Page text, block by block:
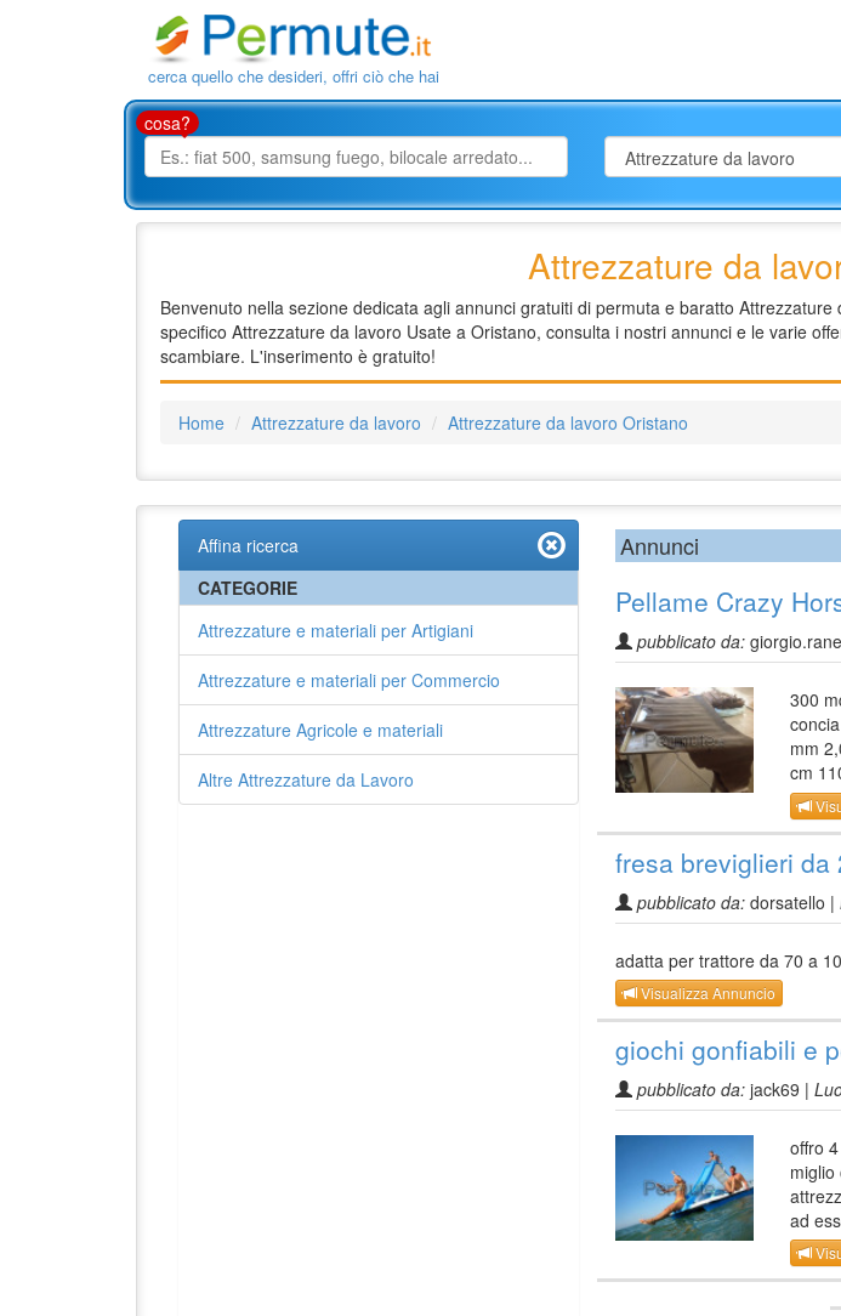
cerca quello che desideri, offri ciò che hai
cosa?
Attrezzature da
Benvenuto nella sezione dedicata agli annunci gratuiti di permuta e baratto
specifico Attrezzature da lavoro Usate a Oristano, consulta i nostri annunci e le varie
scambiare. L'inserimento è gratuito!
Home Attrezzature da lavoro Attrezzature da lavoro Oristano
Affina ricerca
CATEGORIE
Attrezzature e materiali per Artigiani
Attrezzature e materiali per Commercio
Attrezzature Agricole e materiali
Altre Attrezzature da Lavoro
Annunci
Pellame Crazy
pubblicato da:
300
mm
cm
fresa breviglieri
pubblicato da: dorsatello |
adatta per trattore da 70 a
Visualizza Annuncio
giochi gonfiabili e
pubblicato da: jack69 |
offro
miglio
ad